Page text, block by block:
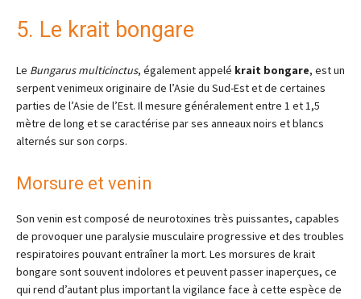
5. Le krait bongare
Le Bungarus multicinctus, également appelé krait bongare, est un
serpent venimeux originaire de l’Asie du Sud-Est et de certaines
parties de l’Asie de l’Est. Il mesure généralement entre 1 et 1,5
mètre de long et se caractérise par ses anneaux noirs et blancs
alternés sur son corps.
Morsure et venin
Son venin est composé de neurotoxines très puissantes, capables
de provoquer une paralysie musculaire progressive et des troubles
respiratoires pouvant entraîner la mort. Les morsures de krait
bongare sont souvent indolores et peuvent passer inaperçues, ce
qui rend d’autant plus important la vigilance face à cette espèce de